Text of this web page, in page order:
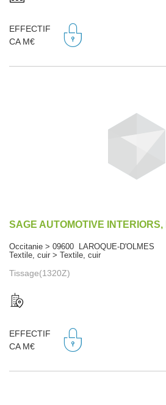
EFFECTIF
CA M€
SAGE AUTOMOTIVE
Occitanie > 09600 LAROQUE-D'OLMES
Textile, cuir > Textile, cuir
Tissage(1320Z)
EFFECTIF
CA M€